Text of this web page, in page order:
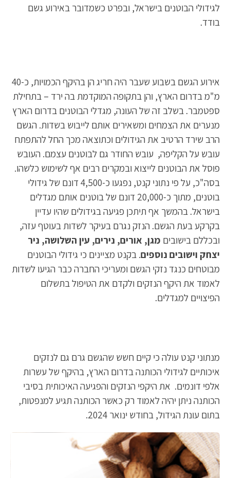
לגידולי הבוטנים בישראל, ובפרט כשמדובר באירוע גשם
בודד.
אירוע הגשם בשבוע שעבר היה חריג הן בהיקף הכמויות, כ-40
מ"מ בדרום הארץ, והן בתקופה המוקדמת בה ירד – בתחילת
ספטמבר. בשלב זה של העונה, מגדלי הבוטנים בדרום הארץ
מנערים את הצמחים ומשאירים אותם לייבוש בשדות. הגשם
הרב שירד הרטיב את הגידולים וכתוצאה מכך החל להתפתח
עובש על הקליפה, עובש החודר גם לבוטנים עצמם. העובש
פוסל את הבוטנים לייצוא ובמקרים רבים אף לשימוש כלשהו.
בסה"כ, על פי נתוני קנט, נפגעו כ-4,500 דונם של גידולי
בוטנים, מתוך כ-20,000 דונם של בוטנים אותם מגדלים
בישראל. בהמשך אף תיתכן פגיעה בגידולים שהיו עדיין
בקרקע בעת הגשם. הנזק נגרם בעיקר לשדות בעוטף עזה,
ובכללם בישובים מגן, אורים, נירים, עין השלושה, ניר
יצחק וישובים נוספים. בקנט מציינים כי גידולי הבוטנים
מבוטחים כנגד נזקי הגשם ומעריכי החברה כבר הגיעו לשדות
לאמוד את היקף הנזקים ולקדם את הטיפול בתשלום
הפיצויים למגדלים.
מנתוני קנט עולה כי קיים חשש שהגשם גרם גם לנזקים
איכותיים לגידולי הכותנה בדרום הארץ, בהיקף של עשרות
אלפי דונמים. את היקפי הנזקים והפגיעה האיכותית בסיבי
הכותנה ניתן יהיה לאמוד רק כאשר הכותנה תגיע למנפטות,
בתום עונת הגידול, בחודש ינואר 2024.